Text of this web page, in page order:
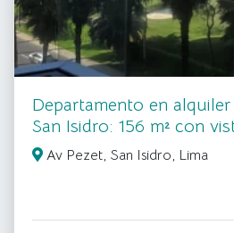
Departamento en
San Isidro: 156 m² con
Av Pezet, San Isidro, Lima